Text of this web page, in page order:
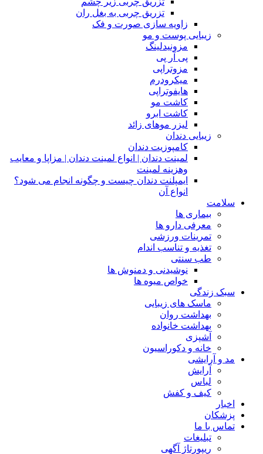
تزریق چربی به بغل ران
زاویه سازی صورت و فک
زیبایی پوست و مو
مزونیدلینگ
پی آر پی
مزوتراپی
میکرودرم
هایفوتراپی
کاشت مو
کاشت ابرو
لیزر موهای زائد
زیبایی دندان
کامپوزیت دندان
لمینت دندان | انواع لمینت دندان | مزاپا و معایب
وهزینه لمینت
ایمپلنت دندان چیست و چگونه انجام می شود؟
انواع آن
سلامت
بیماری ها
معرفی دارو ها
تمرینات ورزشی
تغذیه و تناسب اندام
طب سنتی
نوشیدنی و دمنوش ها
خواص میوه ها
سبک زندگی
ماسک های زیبایی
بهداشت روان
بهداشت خانواده
آشپزی
خانه و دکوراسیون
مد و آرایشی
آرایش
لباس
کیف و کفش
اخبار
پزشکان
تماس با ما
تبلیغات
ریپورتاژ آگهی